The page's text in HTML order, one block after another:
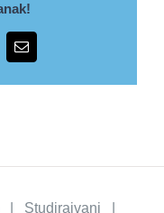
Email
| Studirajvani |